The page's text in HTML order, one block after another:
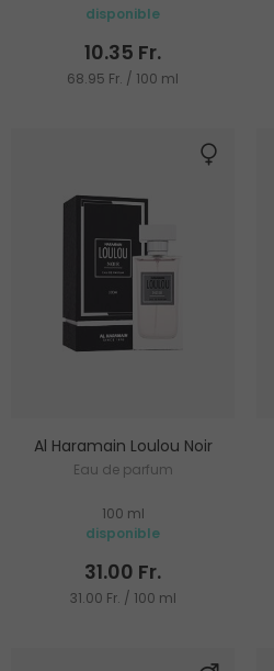
disponible
10.35 Fr.
68.95 Fr. / 100 ml
Al Haramain Loulou Noir
Eau de parfum
100 ml
disponible
31.00 Fr.
31.00 Fr. / 100 ml